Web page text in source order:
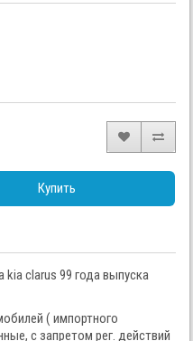
Купить
kia clarus 99 года выпуска
( импортного
с запретом рег. действий